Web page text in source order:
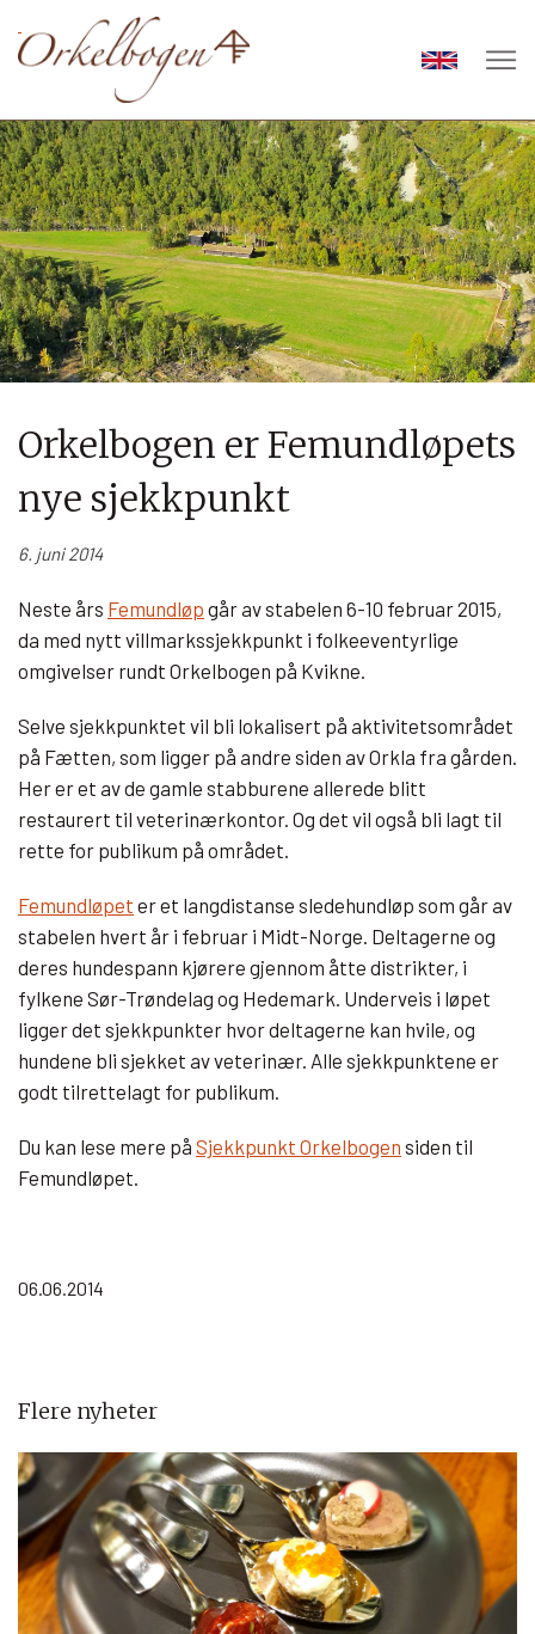
Orkelbogen er Femundløpets
nye sjekkpunkt
6. juni 2014
Neste års Femundløp går av stabelen 6-10 februar 2015,
da med nytt villmarkssjekkpunkt i folkeeventyrlige
omgivelser rundt Orkelbogen på Kvikne.
Selve sjekkpunktet vil bli lokalisert på aktivitetsområdet
på Fætten, som ligger på andre siden av Orkla fra gården.
Her er et av de gamle stabburene allerede blitt
restaurert til veterinærkontor. Og det vil også bli lagt til
rette for publikum på området.
Femundløpet er et langdistanse sledehundløp som går av
stabelen hvert år i februar i Midt-Norge. Deltagerne og
deres hundespann kjørere gjennom åtte distrikter, i
fylkene Sør-Trøndelag og Hedemark. Underveis i løpet
ligger det sjekkpunkter hvor deltagerne kan hvile, og
hundene bli sjekket av veterinær. Alle sjekkpunktene er
godt tilrettelagt for publikum.
Du kan lese mere på Sjekkpunkt Orkelbogen siden til
Femundløpet.
06.06.2014
Flere nyheter